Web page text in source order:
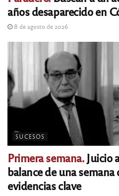
años desaparecido en
8 de agosto de 2026
SUCESOS
Primera semana.Juicio
balance de una
evidencias clave